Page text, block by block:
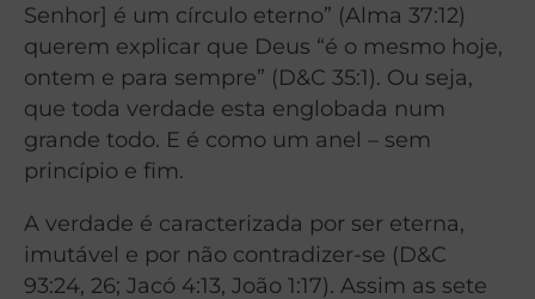
Senhor] é um círculo eterno” (Alma 37:12)
querem explicar que Deus “é o mesmo hoje,
ontem e para sempre” (D&C 35:1). Ou seja,
que toda verdade esta englobada num
grande todo. E é como um anel – sem
princípio e fim.
A verdade é caracterizada por ser eterna,
imutável e por não contradizer-se (D&C
93:24, 26; Jacó 4:13, João 1:17). Assim as sete